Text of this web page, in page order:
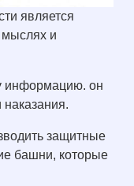
является
и
информацию. он
защитные
башни, которые